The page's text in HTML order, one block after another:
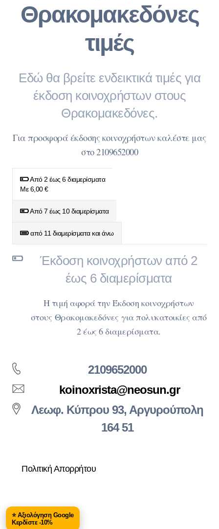
Θρακομακεδόνες
τιμές
Εδώ θα βρείτε ενδεικτικά τιμές για
έκδοση κοινοχρήστων στους
Θρακομακεδόνες.
Για προσφορά έκδοσης κοινοχρήστων καλέστε μας
στο 2109652000
Από 2 έως 6 διαμερίσματα
Με 6,00 €
Από 7 έως 10 διαμερίσματα
από 11 διαμερίσματα και άνω
Έκδοση κοινοχρήστων από 2
έως 6 διαμερίσματα
Η τιμή αφορά την Έκδοση κοινοχρήστων
στους Θρακομακεδόνεςγια πολυκατοικίες από
2 έως 6 διαμερίσματα.
2109652000
koinoxrista@neosun.gr
Λεωφ. Κύπρου 93, Αργυρούπολη
164 51
Πολιτική Απορρήτου
⭐ Αξιολόγηση Google
Κερδίστε -10%